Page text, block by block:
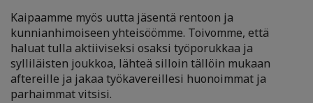
Kaipaamme myös uutta jäsentä rentoon ja
kunnianhimoiseen yhteisöömme. Toivomme, että
haluat tulla aktiiviseksi osaksi työporukkaa ja
sylliläisten joukkoa, lähteä silloin tällöin mukaan
aftereille ja jakaa työkavereillesi huonoimmat ja
parhaimmat vitsisi.